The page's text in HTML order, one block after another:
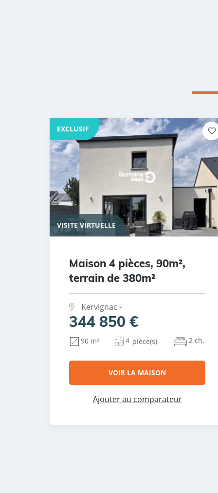
EXCLUSIF
VISITE VIRTUELLE
Maison 4 pièces, 90m²,
terrain de 380m²
Kervignac -
344 850 €
90 m² 4 pièce(s) 2 ch.
VOIR LA MAISON
Ajouter au comparateur